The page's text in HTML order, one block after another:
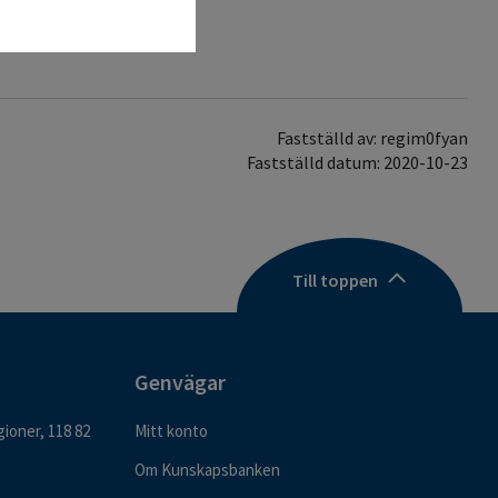
Fastställd av: regim0fyan
Fastställd datum: 2020-10-23
Till toppen
118 82
Genvägar
Mitt konto
Om Kunskapsbanken